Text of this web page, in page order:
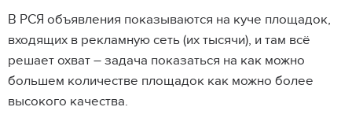
В РСЯ объявления показываются на куче площадок,
входящих в рекламную сеть (их тысячи), и там всё
решает охват – задача показаться на как можно
большем количестве площадок как можно более
высокого качества.